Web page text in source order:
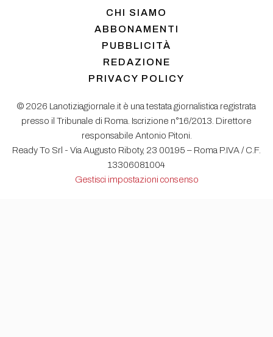
CHI SIAMO
ABBONAMENTI
PUBBLICITÀ
REDAZIONE
PRIVACY POLICY
© 2026 Lanotiziagiornale.it è una testata giornalistica registrata
presso il Tribunale di Roma. Iscrizione n°16/2013. Direttore
responsabile Antonio Pitoni.
Ready To Srl - Via Augusto Riboty, 23 00195 – Roma P.IVA / C.F.
13306081004
Gestisci impostazioni consenso